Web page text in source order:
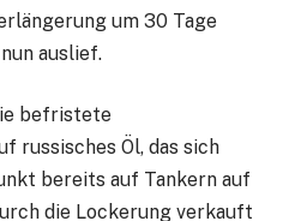
um 30 Tage
auslief.
befristete
russisches Öl, das sich
bereits auf Tankern auf
die Lockerung verkauft